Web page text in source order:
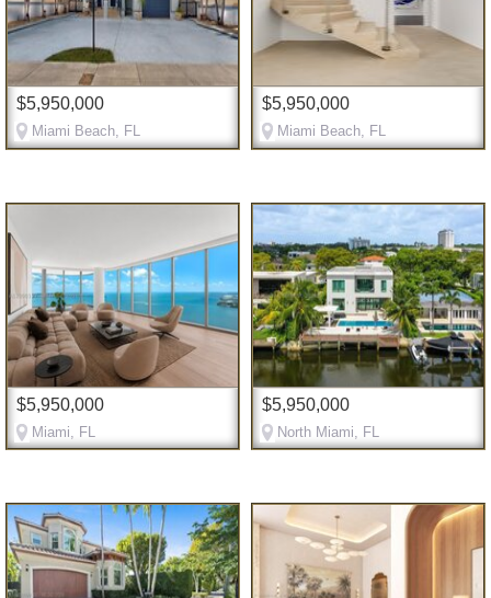
$5,950,000
Miami Beach, FL
$5,950,000
Miami Beach, FL
$5,950,000
Miami, FL
$5,950,000
North Miami, FL